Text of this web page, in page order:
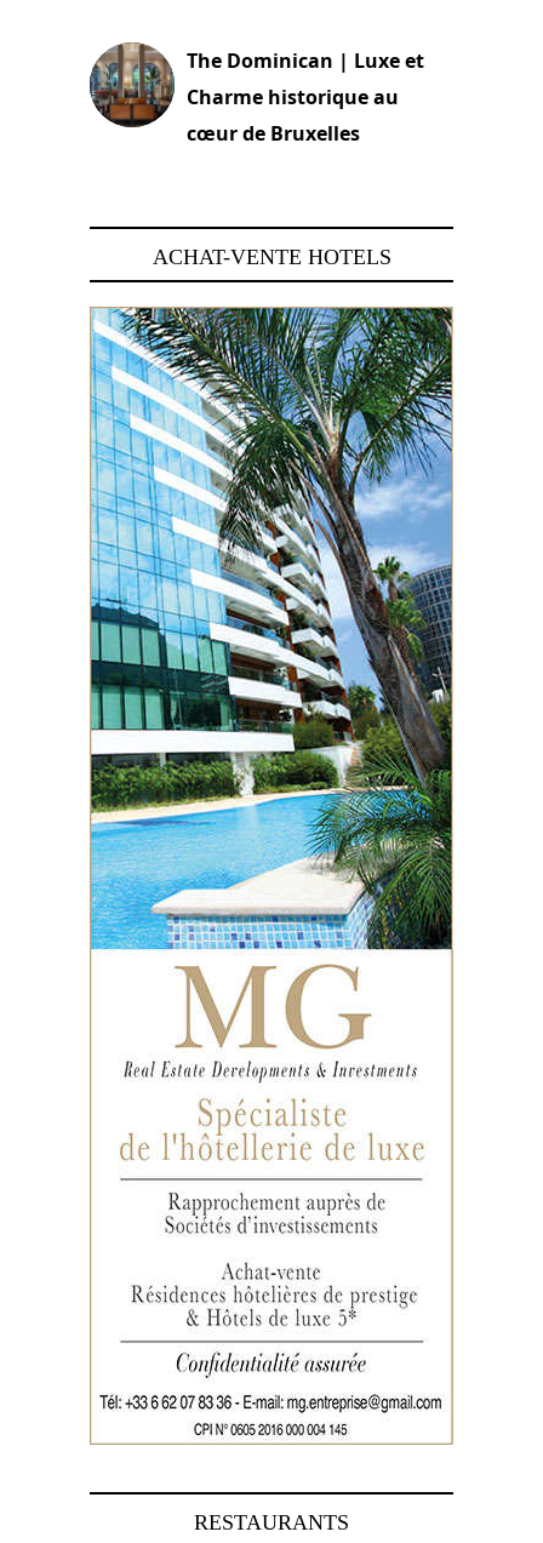
The Dominican | Luxe et
Charme historique au
cœur de Bruxelles
ACHAT-VENTE HOTELS
RESTAURANTS